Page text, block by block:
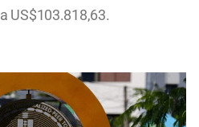
US$103.818,63.